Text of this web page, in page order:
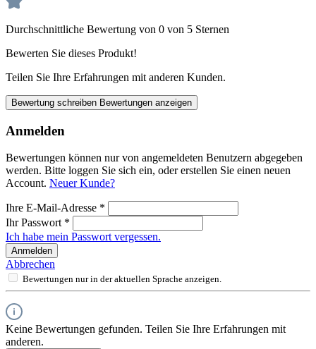
Durchschnittliche Bewertung von 0 von 5 Sternen
Bewerten Sie dieses Produkt!
Teilen Sie Ihre Erfahrungen mit anderen Kunden.
Bewertung schreiben Bewertungen anzeigen
Anmelden
Bewertungen können nur von angemeldeten Benutzern abgegeben
werden. Bitte loggen Sie sich ein, oder erstellen Sie einen neuen
Account. Neuer Kunde?
Ihre E-Mail-Adresse *
Ihr Passwort *
Ich habe mein Passwort vergessen.
Anmelden
Abbrechen
Bewertungen nur in der aktuellen Sprache anzeigen.
Keine Bewertungen gefunden. Teilen Sie Ihre Erfahrungen mit
anderen.